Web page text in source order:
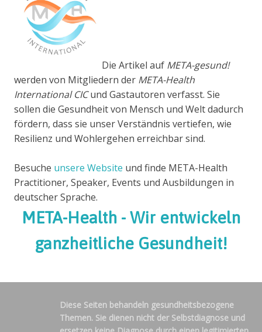
Die Artikel auf META-gesund!
werden von Mitgliedern der META-Health
International CICund Gastautoren verfasst. Sie
sollen die Gesundheit von Mensch und Welt dadurch
fördern, dass sie unser Verständnis vertiefen, wie
Resilienz und Wohlergehen erreichbar sind.
Besuche unsere Website und finde META-Health
Practitioner, Speaker, Events und Ausbildungen in
deutscher Sprache.
META-Health - Wir entwickeln
ganzheitliche Gesundheit!
Diese Seiten behandeln gesundheitsbezogene
Themen. Sie dienen nicht der Selbstdiagnose und